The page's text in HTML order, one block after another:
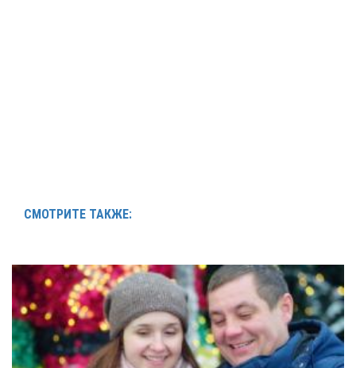
СМОТРИТЕ ТАКЖЕ: